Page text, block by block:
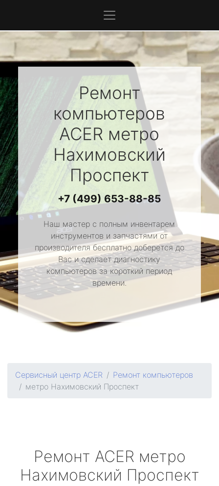
Ремонт
компьютеров
ACER метро
Нахимовский
Проспект
+7 (499) 653-88-85
Наш мастер с полным инвентарем
инструментов и запчастями от
производителя бесплатно доберется до
Вас и сделает диагностику
компьютеров за короткий период
времени.
Сервисный центр ACER
Ремонт компьютеров
метро Нахимовский Проспект
Ремонт ACER метро
Нахимовский Проспект